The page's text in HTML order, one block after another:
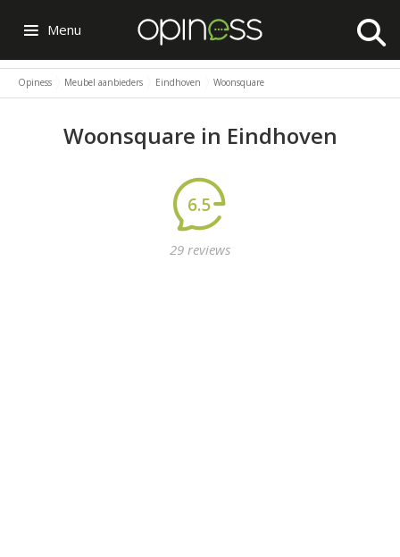
Menu
Opiness Meubel aanbieders Eindhoven Woonsquare
Woonsquare in Eindhoven
6.5
29 reviews